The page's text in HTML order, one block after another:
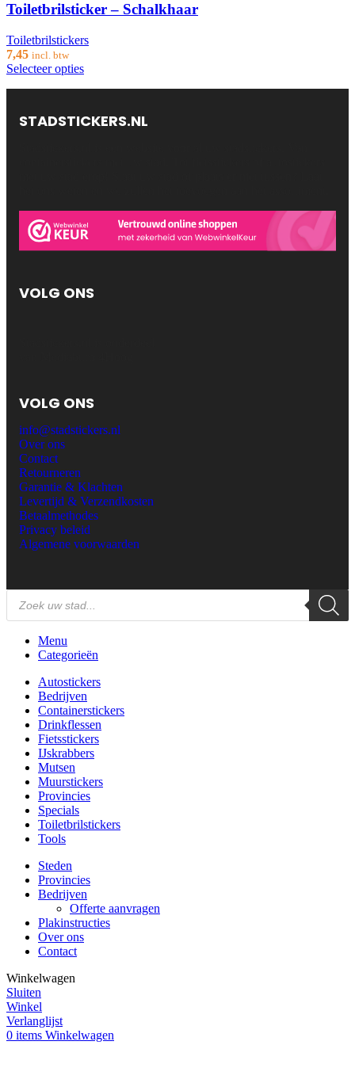
Toiletbrilsticker – Schalkhaar
Toiletbrilstickers
7,45 incl. btw
Selecteer opties
STADSTICKERS.NL
VOLG ONS
VOLG ONS
info@stadstickers.nl
Over ons
Contact
Retourneren
Garantie & Klachten
Levertijd & Verzendkosten
Betaalmethodes
Privacy beleid
Algemene voorwaarden
Menu
Categorieën
Autostickers
Bedrijven
Containerstickers
Drinkflessen
Fietsstickers
IJskrabbers
Mutsen
Muurstickers
Provincies
Specials
Toiletbrilstickers
Tools
Steden
Provincies
Bedrijven
Offerte aanvragen
Plakinstructies
Over ons
Contact
Winkelwagen
Sluiten
Winkel
Verlanglijst
0 items Winkelwagen